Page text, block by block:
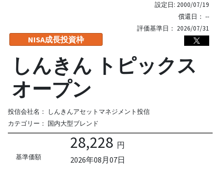
NISA成長投資枠
設定日: 2000/07/19
償還日： --
評価基準日： 2026/07/31
しんきん トピックス
オープン
投信会社名： しんきんアセットマネジメント投信
カテゴリー： 国内大型ブレンド
基準価額
28,228 円
2026年08月07日